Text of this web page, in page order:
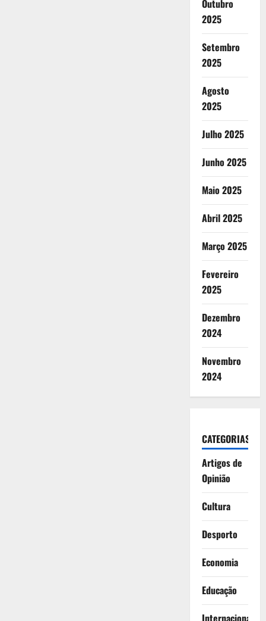
Outubro
2025
Setembro
2025
Agosto
2025
Julho 2025
Junho 2025
Maio 2025
Abril 2025
Março 2025
Fevereiro
2025
Dezembro
2024
Novembro
2024
CATEGORIAS
Artigos de
Opinião
Cultura
Desporto
Economia
Educação
Internacionais